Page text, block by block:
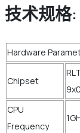
技术规格:
Hardware
Chipset
CPU
Frequency